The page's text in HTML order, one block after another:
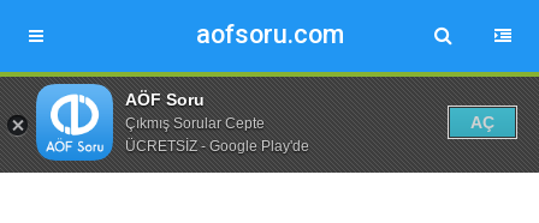
aofsoru.com
AÖF Soru
Çıkmış Sorular Cepte
ÜCRETSİZ - Google Play'de
AÇ